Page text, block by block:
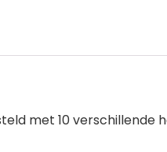
met 10 verschillende